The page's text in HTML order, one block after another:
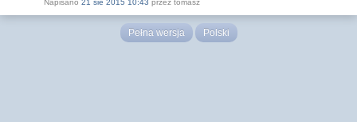
Napisano 21 sie 2015 10:43 przez tomasz
Pełna wersja Polski